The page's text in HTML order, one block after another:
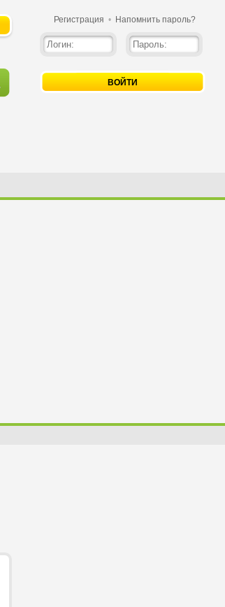
Регистрация • Напомнить пароль?
ВОЙТИ